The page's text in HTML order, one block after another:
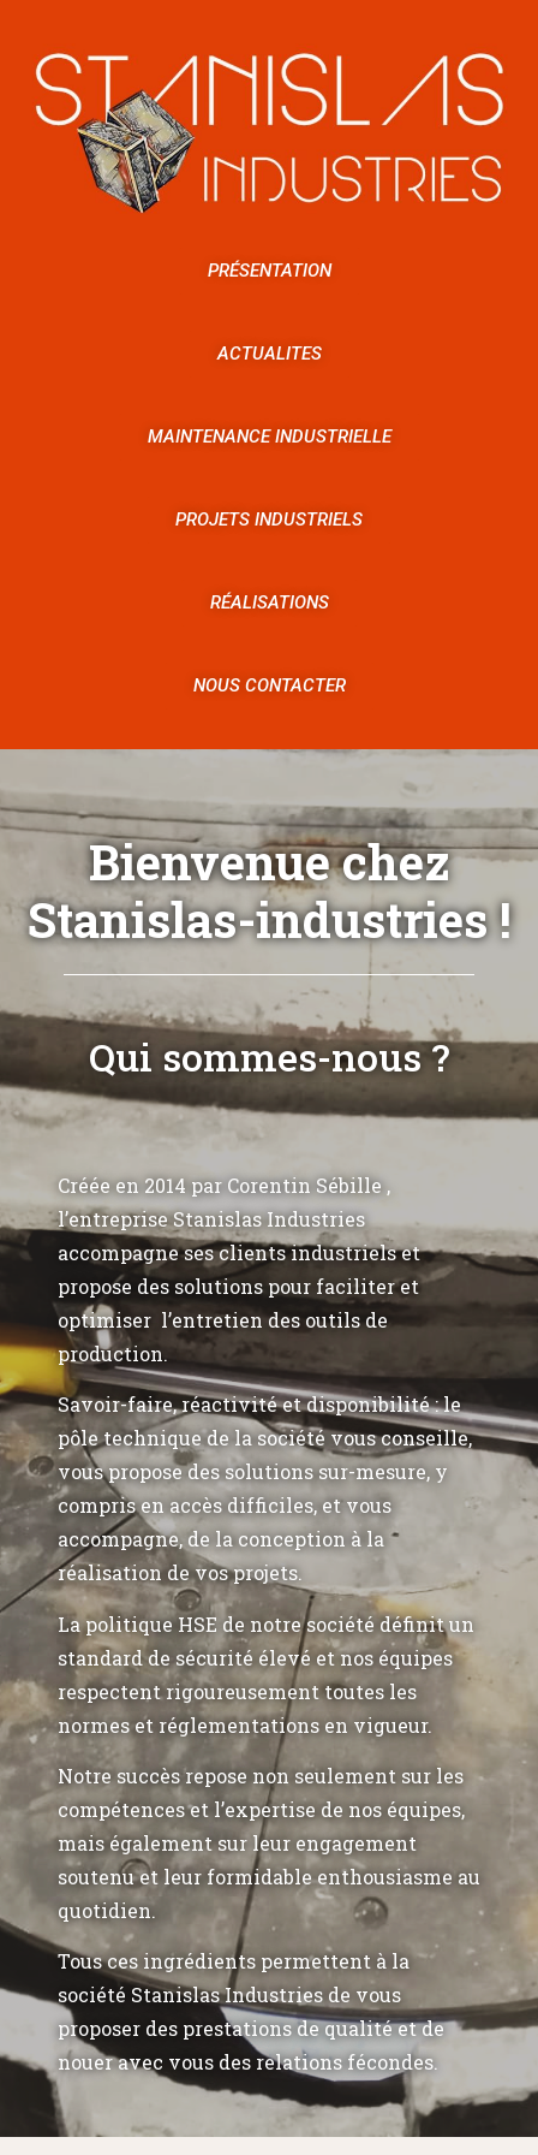
PRÉSENTATION
ACTUALITES
MAINTENANCE INDUSTRIELLE
PROJETS INDUSTRIELS
RÉALISATIONS
NOUS CONTACTER
Bienvenue chez
Stanislas-industries !
Qui sommes-nous ?
Créée en 2014 par Corentin Sébille ,
l’entreprise Stanislas Industries
accompagne ses clients industriels et
propose des solutions pour faciliter et
optimiser l’entretien des outils de
production.
Savoir-faire, réactivité et disponibilité : le
pôle technique de la société vous conseille,
vous propose des solutions sur-mesure, y
compris en accès difficiles, et vous
accompagne, de la conception à la
réalisation de vos projets.
La politique HSE de notre société définit un
standard de sécurité élevé et nos équipes
respectent rigoureusement toutes les
normes et réglementations en vigueur.
Notre succès repose non seulement sur les
compétences et l’expertise de nos équipes,
mais également sur leur engagement
soutenu et leur formidable enthousiasme au
quotidien.
Tous ces ingrédients permettent à la
société Stanislas Industries de vous
proposer des prestations de qualité et de
nouer avec vous des relations fécondes.